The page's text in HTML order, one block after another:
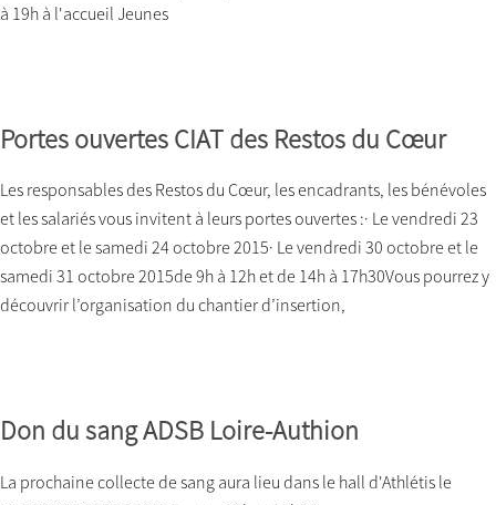
à 19h à l'accueil Jeunes
Portes ouvertes CIAT des Restos du Cœur
Les responsables des Restos du Cœur, les encadrants, les bénévoles
et les salariés vous invitent à leurs portes ouvertes :· Le vendredi 23
octobre et le samedi 24 octobre 2015· Le vendredi 30 octobre et le
samedi 31 octobre 2015de 9h à 12h et de 14h à 17h30Vous pourrez y
découvrir l’organisation du chantier d’insertion,
Don du sang ADSB Loire-Authion
La prochaine collecte de sang aura lieu dans le hall d'Athlétis le